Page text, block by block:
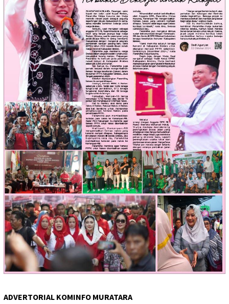
ADVERTORIAL KOMINFO MURATARA